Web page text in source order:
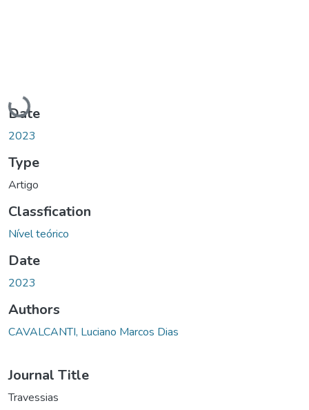
Loading...
Date
2023
Type
Artigo
Classfication
Nível teórico
Date
2023
Authors
CAVALCANTI, Luciano Marcos Dias
Journal Title
Travessias